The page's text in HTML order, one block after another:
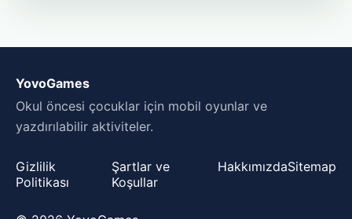
YovoGames
Okul öncesi çocuklar için mobil oyunlar ve
yazdırılabilir aktiviteler.
Gizlilik
Politikası
Şartlar ve
Koşullar
HakkımızdaSitemap